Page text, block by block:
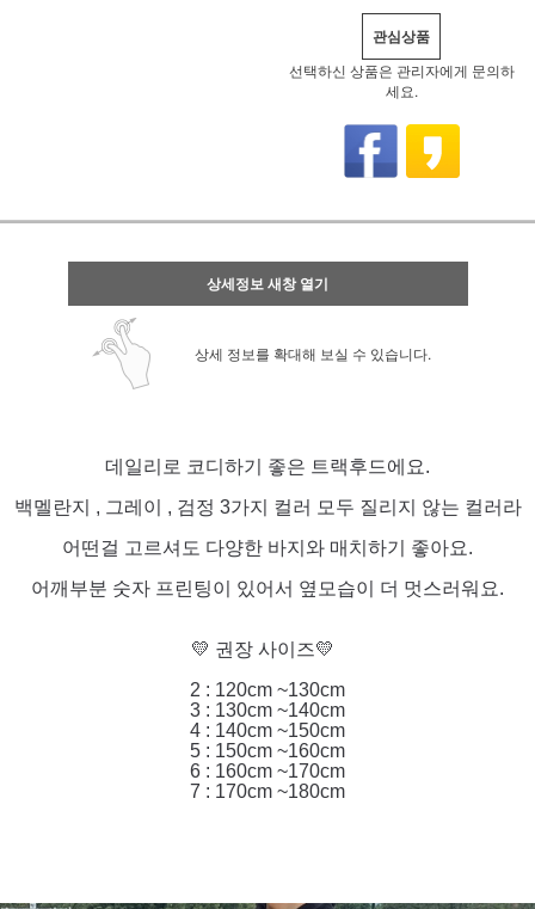
관심상품
선택하신 상품은 관리자에게 문의하
세요.
상세정보 새창 열기
상세 정보를 확대해 보실 수 있습니다.
데일리로 코디하기 좋은 트랙후드에요.
백멜란지 , 그레이 , 검정 3가지 컬러 모두 질리지 않는 컬러라
어떤걸 고르셔도 다양한 바지와 매치하기 좋아요.
어깨부분 숫자 프린팅이 있어서 옆모습이 더 멋스러워요.
💛 권장 사이즈💛
2 : 120cm ~130cm
3 : 130cm ~140cm
4 : 140cm ~150cm
5 : 150cm ~160cm
6 : 160cm ~170cm
7 : 170cm ~180cm